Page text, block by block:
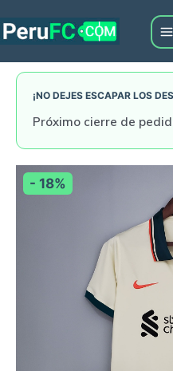
to
¡NO DEJES ESCAPAR LOS
Próximo cierre de
- 18%